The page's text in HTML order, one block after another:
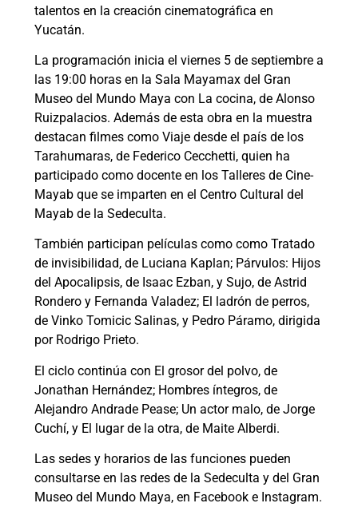
talentos en la creación cinematográfica en
Yucatán.
La programación inicia el viernes 5 de septiembre a
las 19:00 horas en la Sala Mayamax del Gran
Museo del Mundo Maya con La cocina, de Alonso
Ruizpalacios. Además de esta obra en la muestra
destacan filmes como Viaje desde el país de los
Tarahumaras, de Federico Cecchetti, quien ha
participado como docente en los Talleres de Cine-
Mayab que se imparten en el Centro Cultural del
Mayab de la Sedeculta.
También participan películas como como Tratado
de invisibilidad, de Luciana Kaplan; Párvulos: Hijos
del Apocalipsis, de Isaac Ezban, y Sujo, de Astrid
Rondero y Fernanda Valadez; El ladrón de perros,
de Vinko Tomicic Salinas, y Pedro Páramo, dirigida
por Rodrigo Prieto.
El ciclo continúa con El grosor del polvo, de
Jonathan Hernández; Hombres íntegros, de
Alejandro Andrade Pease; Un actor malo, de Jorge
Cuchí, y El lugar de la otra, de Maite Alberdi.
Las sedes y horarios de las funciones pueden
consultarse en las redes de la Sedeculta y del Gran
Museo del Mundo Maya, en Facebook e Instagram.